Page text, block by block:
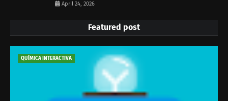
April 24, 2026
Featured post
QUÍMICA INTERACTIVA